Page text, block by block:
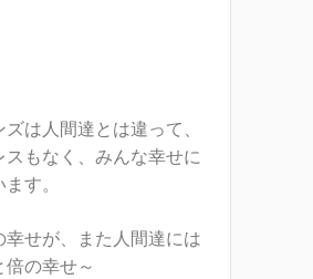
は人間達とは違って、
スもなく、みんな幸せに
す。
幸せが、また人間達には
の幸せ～